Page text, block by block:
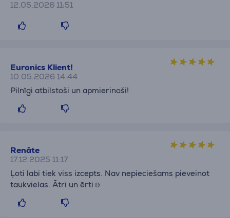
12.05.2026 11:51
Euronics Klient!
10.05.2026 14:44
Pilnīgi atbilstoši un apmierinoši!
Renāte
17.12.2025 11:17
Ļoti labi tiek viss izcepts. Nav nepieciešams pieveinot
taukvielas. Ātri un ērti☺️